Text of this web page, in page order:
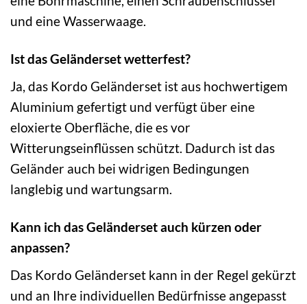
und eine Wasserwaage.
Ist das Geländerset wetterfest?
Ja, das Kordo Geländerset ist aus hochwertigem
Aluminium gefertigt und verfügt über eine
eloxierte Oberfläche, die es vor
Witterungseinflüssen schützt. Dadurch ist das
Geländer auch bei widrigen Bedingungen
langlebig und wartungsarm.
Kann ich das Geländerset auch kürzen oder
anpassen?
Das Kordo Geländerset kann in der Regel gekürzt
und an Ihre individuellen Bedürfnisse angepasst